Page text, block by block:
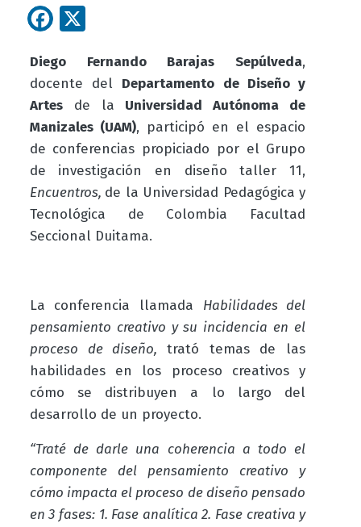
Facebook
Diego Fernando Barajas Sepúlveda,
docente del Departamento de Diseño y
Artesde la Universidad Autónoma de
Manizales (UAM), participó en el espacio
de conferencias propiciado por el Grupo
de investigación en diseño taller 11,
Encuentros, de la Universidad Pedagógica y
Tecnológica de Colombia Facultad
Seccional Duitama.
La conferencia llamada Habilidades del
pensamiento creativo y su incidencia en el
proceso de diseño, trató temas de las
habilidades en los proceso creativos y
cómo se distribuyen a lo largo del
desarrollo de un proyecto.
“Traté de darle una coherencia a todo el
componente del pensamiento creativo y
cómo impacta el proceso de diseño pensado
en 3 fases: 1. Fase analítica 2. Fase creativa y